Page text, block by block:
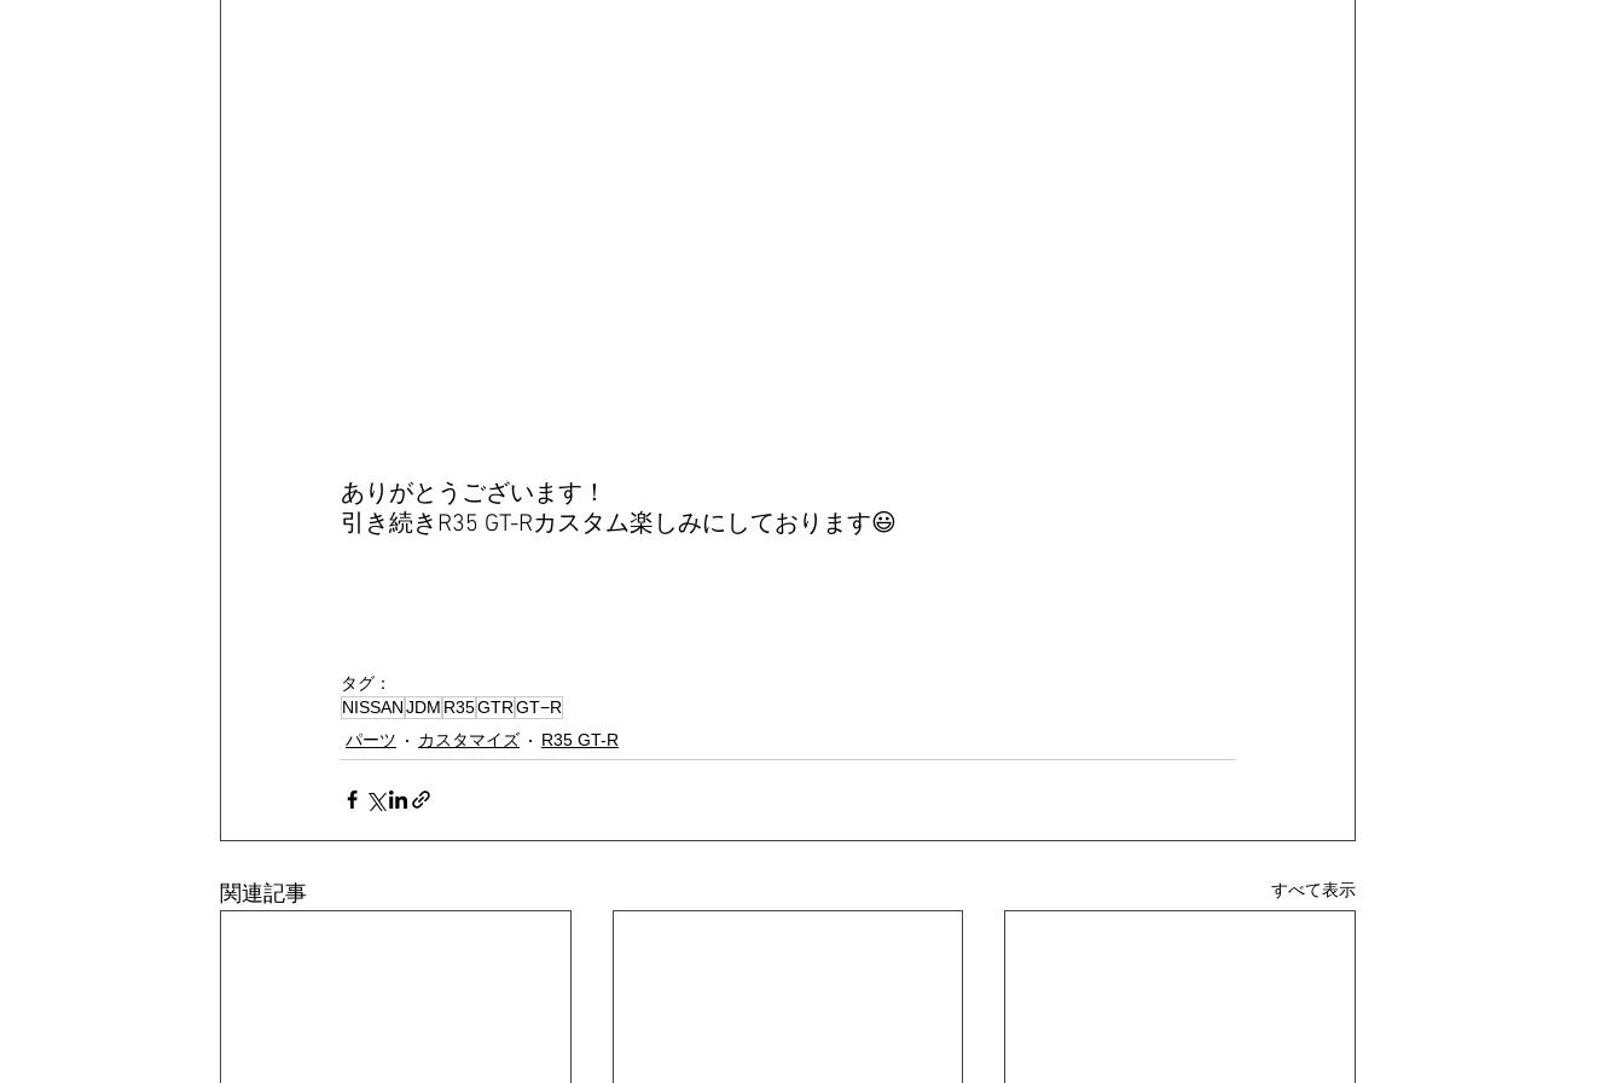
ありがとうございます！
引き続きR35 GT-Rカスタム楽しみにしております😃
タグ：
NISSANJDM R35GTRGT−R
パーツ
カスタマイズ R35 GT-R
関連記事 すべて表示